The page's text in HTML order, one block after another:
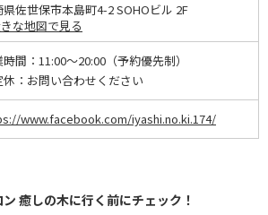
県佐世保市本島町4-2 SOHOビル 2F
な地図で見る
間： 11:00～20:00（予約優先制）
： お問い合わせください
www.facebook.com/iyashi.no.ki.174/
癒しの木に行く前にチェック！